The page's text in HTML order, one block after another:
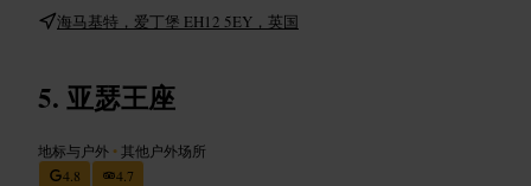
海马基特，爱丁堡 EH12 5EY，英国
亚瑟王座
地标与户外 •其他户外场所
4.8
4.7